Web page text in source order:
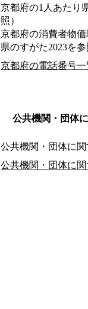
京都府の1人あたり
照）
京都府の消費者物
県のすがた2023を参
京都府の電話番号一
公共機関・団体
公共機関・団体に関
公共機関・団体に